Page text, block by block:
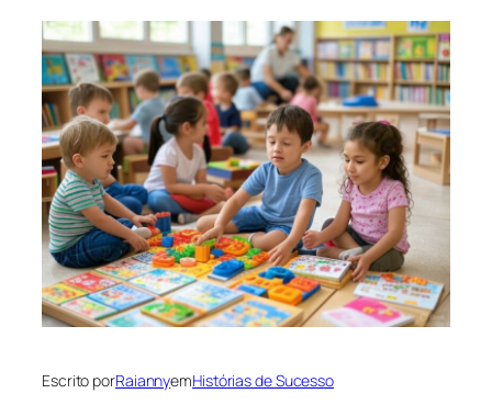
Escrito porRaiannyemHistórias de Sucesso